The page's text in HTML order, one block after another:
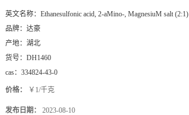
英文名称： Ethanesulfonic acid, 2-aMino-, MagnesiuM salt (2:1)
品牌： 达豪
产地： 湖北
货号： DH1460
cas： 334824-43-0
价格： ￥1/千克
发布日期： 2023-08-10